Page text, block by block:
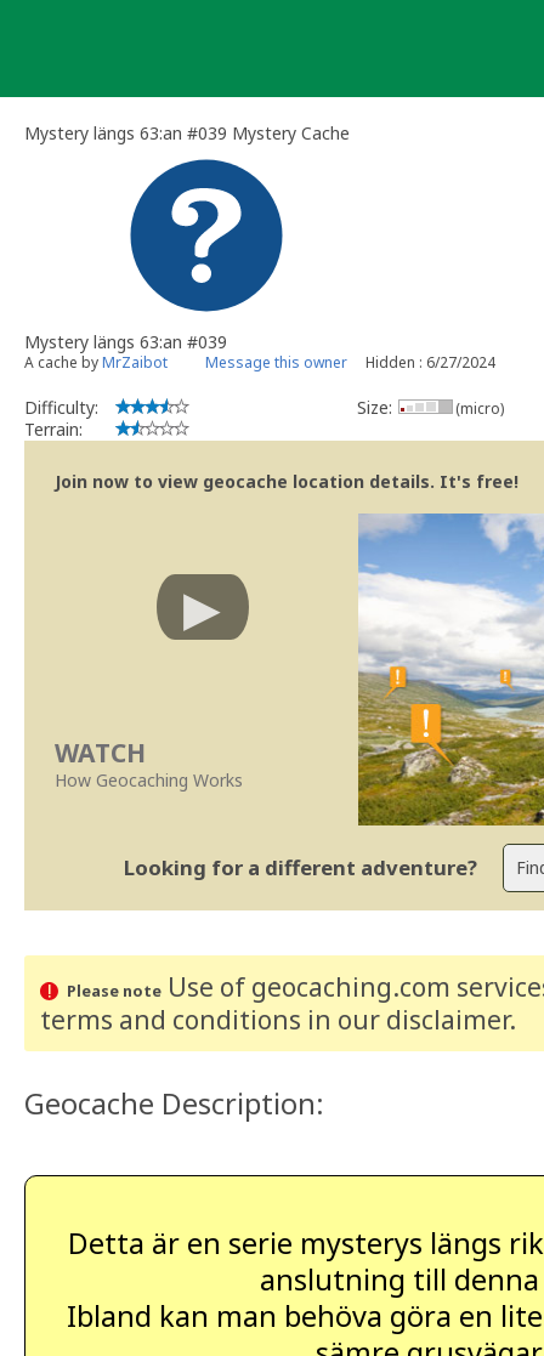
Mystery längs 63:an #039 Mystery Cache
Mystery längs 63:an #039
A cache byMrZaibot Message this owner Hidden : 6/27/2024
Difficulty:
Terrain:
Size: (micro)
Join now to view geocache location details. It's free!
WATCH
How Geocaching Works
Looking for a different adventure?
Please noteUse of geocaching.com
terms and conditions in our disclaimer.
Geocache Description:
Detta är en serie mysterys längs
anslutning till denna
Ibland kan man behöva göra en